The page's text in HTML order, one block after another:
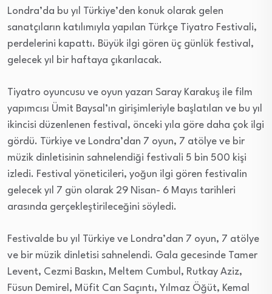
Londra’da bu yıl Türkiye’den konuk olarak gelen
sanatçıların katılımıyla yapılan Türkçe Tiyatro Festivali,
perdelerini kapattı. Büyük ilgi gören üç günlük festival,
gelecek yıl bir haftaya çıkarılacak.
Tiyatro oyuncusu ve oyun yazarı Saray Karakuş ile film
yapımcısı Ümit Baysal’ın girişimleriyle başlatılan ve bu yıl
ikincisi düzenlenen festival, önceki yıla göre daha çok ilgi
gördü. Türkiye ve Londra’dan 7 oyun, 7 atölye ve bir
müzik dinletisinin sahnelendiği festivali 5 bin 500 kişi
izledi. Festival yöneticileri, yoğun ilgi gören festivalin
gelecek yıl 7 gün olarak 29 Nisan- 6 Mayıs tarihleri
arasında gerçekleştirileceğini söyledi.
Festivalde bu yıl Türkiye ve Londra’dan 7 oyun, 7 atölye
ve bir müzik dinletisi sahnelendi. Gala gecesinde Tamer
Levent, Cezmi Baskın, Meltem Cumbul, Rutkay Aziz,
Füsun Demirel, Müfit Can Saçıntı, Yılmaz Öğüt, Kemal